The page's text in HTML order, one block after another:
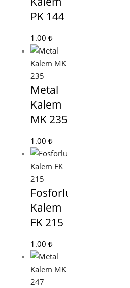
PK 144
1.00 ₺
Metal
Kalem
MK 235
1.00 ₺
Fosforlu
Kalem
FK 215
1.00 ₺